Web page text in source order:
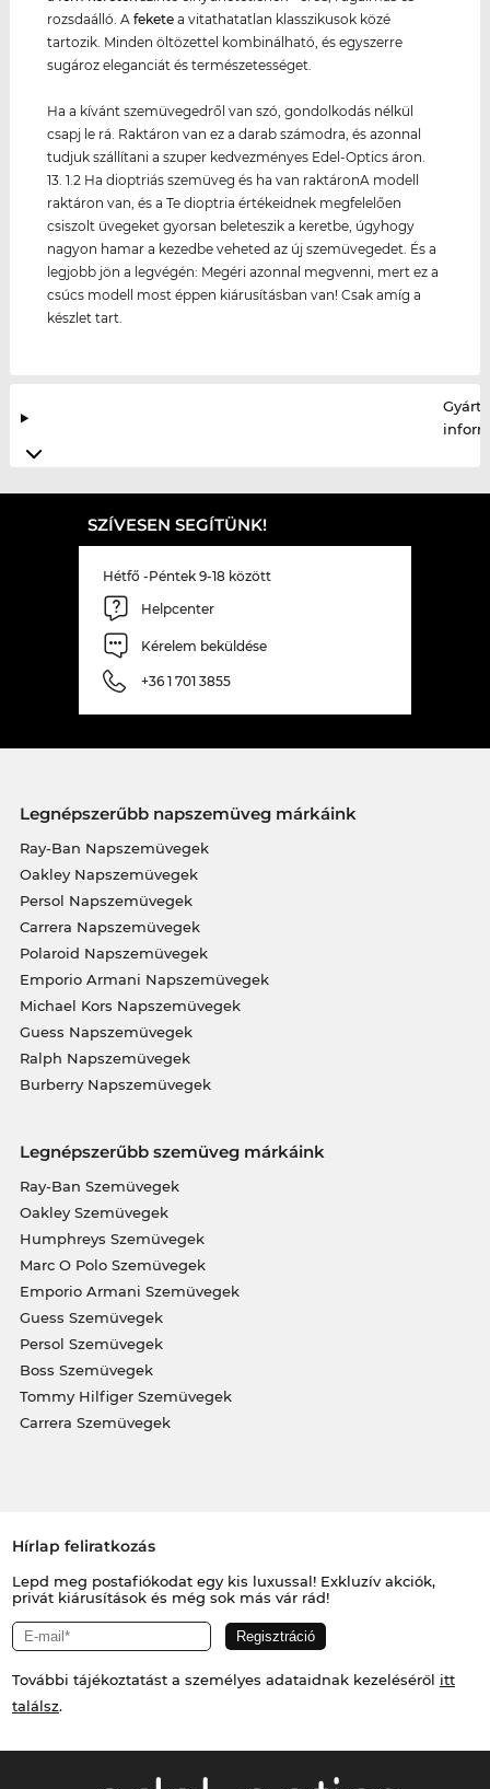
rozsdaálló. Afekete a vitathatatlan klasszikusok közé
tartozik. Minden öltözettel kombinálható, és egyszerre
sugároz eleganciát és természetességet.
Ha a kívánt szemüvegedről van szó, gondolkodás nélkül
csapj le rá. Raktáron van ez a darab számodra, és azonnal
tudjuk szállítani a szuper kedvezményes Edel-Optics áron.
13. 1.2 Ha dioptriás szemüveg és ha van raktáronA modell
raktáron van, és a Te dioptria értékeidnek megfelelően
csiszolt üvegeket gyorsan beleteszik a keretbe, úgyhogy
nagyon hamar a kezedbe veheted az új szemüvegedet. És a
legjobb jön a legvégén: Megéri azonnal megvenni, mert ez a
csúcs modell most éppen kiárusításban van! Csak amíg a
készlet tart.
SZÍVESEN SEGÍTÜNK!
Hétfő -Péntek 9-18 között
Helpcenter
Kérelem beküldése
+36 1 701 3855
Legnépszerűbb napszemüveg márkáink
Ray-Ban Napszemüvegek
Oakley Napszemüvegek
Persol Napszemüvegek
Carrera Napszemüvegek
Polaroid Napszemüvegek
Emporio Armani Napszemüvegek
Michael Kors Napszemüvegek
Guess Napszemüvegek
Ralph Napszemüvegek
Burberry Napszemüvegek
Legnépszerűbb szemüveg márkáink
Ray-Ban Szemüvegek
Oakley Szemüvegek
Humphreys Szemüvegek
Marc O Polo Szemüvegek
Emporio Armani Szemüvegek
Guess Szemüvegek
Persol Szemüvegek
Boss Szemüvegek
Tommy Hilfiger Szemüvegek
Carrera Szemüvegek
Hírlap feliratkozás
Lepd meg postafiókodat egy kis luxussal! Exkluzív akciók,
privát kiárusítások és még sok más vár rád!
További tájékoztatást a személyes adataidnak kezeléséről itt
találsz.